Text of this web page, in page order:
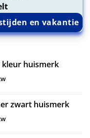
en vakantie
kleur huismerk
zwart huismerk